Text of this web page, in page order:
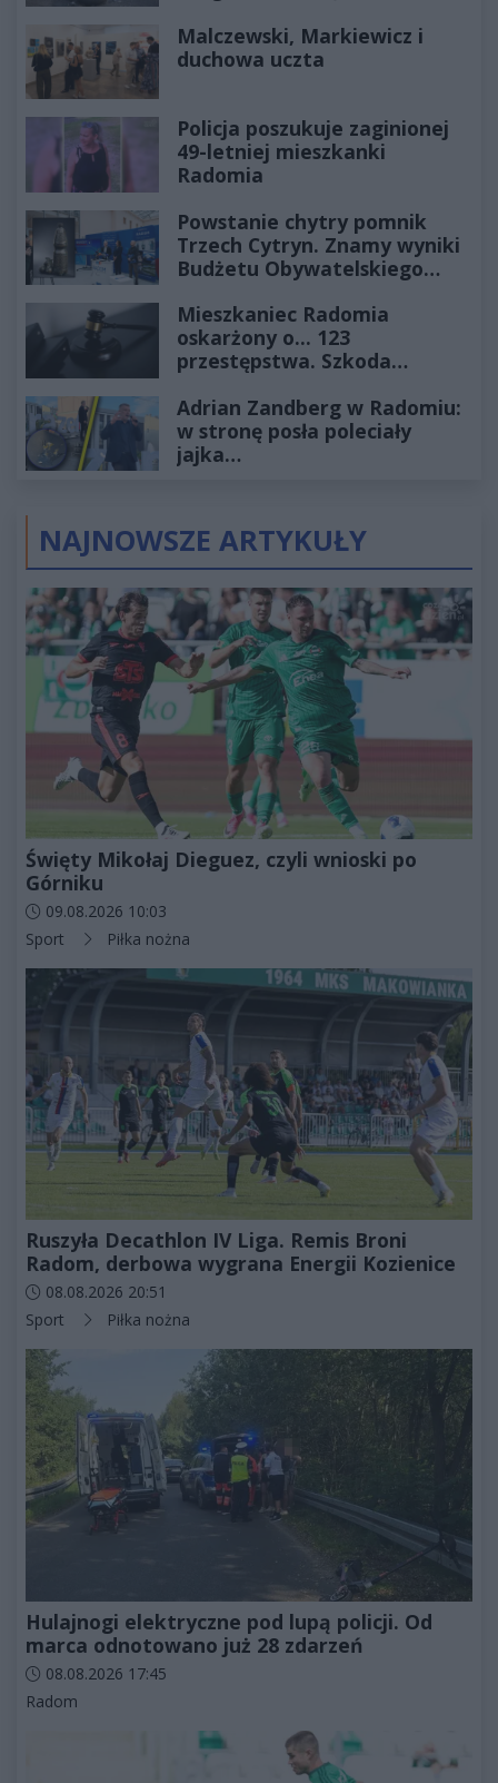
Malczewski, Markiewicz i
duchowa uczta
Policja poszukuje zaginionej
49-letniej mieszkanki
Radomia
Powstanie chytry pomnik
Trzech Cytryn. Znamy wyniki
Budżetu Obywatelskiego
Mieszkaniec Radomia
oskarżony o... 123
przestępstwa. Szkoda
złotych
Adrian Zandberg w Radomiu:
w stronę posła poleciały
jajka…
NAJNOWSZE ARTYKUŁY
Święty Mikołaj Dieguez, czyli wnioski po
Górniku
Data dodania artykułu:
09.08.2026 10:03
Kategorie artykułu:
Sport Piłka nożna
Ruszyła Decathlon IV Liga. Remis Broni
Radom, derbowa wygrana Energii Kozienice
Data dodania artykułu:
08.08.2026 20:51
Kategorie artykułu:
Sport Piłka nożna
Hulajnogi elektryczne pod lupą policji. Od
marca odnotowano już 28 zdarzeń
Data dodania artykułu:
08.08.2026 17:45
Kategorie artykułu:
Radom